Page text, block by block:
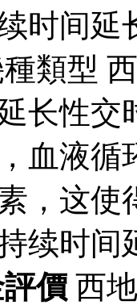
时间延
類型
长性
血液循
，这
续时间
價 西